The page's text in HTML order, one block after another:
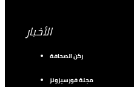
الأخبار
ركن الصحافة
مجلة فورسيزونز